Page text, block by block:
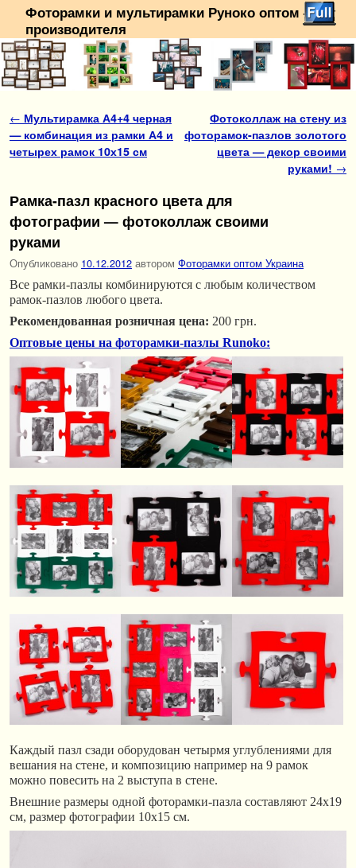
Фоторамки и мультирамки Руноко оптом — от
производителя
Навигация по записям
← Мультирамка А4+4 черная
— комбинация из рамки А4 и
четырех рамок 10х15 см
Фотоколлаж на стену из
фоторамок-пазлов золотого
цвета — декор своими
руками! →
Рамка-пазл красного цвета для
фотографии — фотоколлаж своими
руками
Опубликовано 10.12.2012 автором Фоторамки оптом Украина
Все рамки-пазлы комбинируются с любым количеством
рамок-пазлов любого цвета.
Рекомендованная розничная цена: 200 грн.
Оптовые цены на фоторамки-пазлы Runoko:
Каждый пазл сзади оборудован четырмя углублениями для
вешания на стене, и композицию например на 9 рамок
можно повесить на 2 выступа в стене.
Внешние размеры одной фоторамки-пазла составляют 24х19
см, размер фотографии 10х15 см.